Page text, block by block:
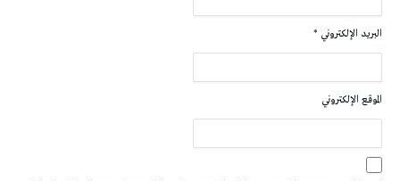
البريد الإلكتروني *
الموقع الإلكتروني